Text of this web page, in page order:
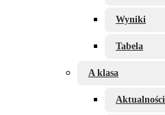
Wyniki
Tabela
A klasa
Aktualności